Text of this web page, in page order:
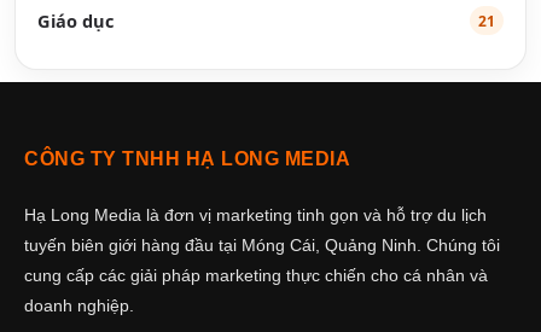
Giáo dục 21
CÔNG TY TNHH HẠ LONG MEDIA
Hạ Long Media là đơn vị marketing tinh gọn và hỗ trợ du lịch
tuyến biên giới hàng đầu tại Móng Cái, Quảng Ninh. Chúng tôi
cung cấp các giải pháp marketing thực chiến cho cá nhân và
doanh nghiệp.